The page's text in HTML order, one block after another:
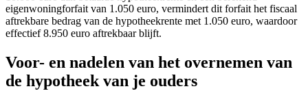
eigenwoningforfait van 1.050 euro, vermindert dit forfait het fiscaal
aftrekbare bedrag van de hypotheekrente met 1.050 euro, waardoor
effectief 8.950 euro aftrekbaar blijft.
Voor- en nadelen van het overnemen van
de hypotheek van je ouders